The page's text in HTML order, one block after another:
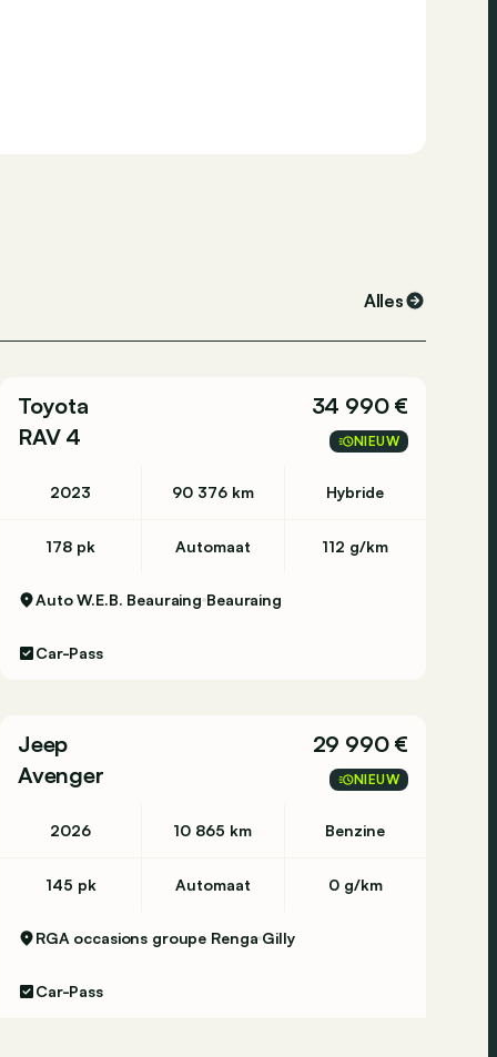
Alles
Toyota
RAV 4
34 990 €
NIEUW
2023 90 376 km Hybride
178 pk Automaat 112 g/km
Auto W.E.B. Beauraing Beauraing
Car-Pass
Jeep
Avenger
29 990 €
NIEUW
2026 10 865 km Benzine
145 pk Automaat 0 g/km
RGA occasions groupe Renga Gilly
Car-Pass